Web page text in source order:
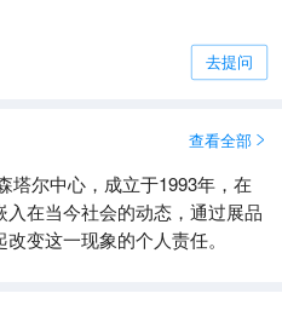
去提问
查看全部 
塔尔中心，成立于1993年，在
在当今社会的动态，通过展品
变这一现象的个人责任。